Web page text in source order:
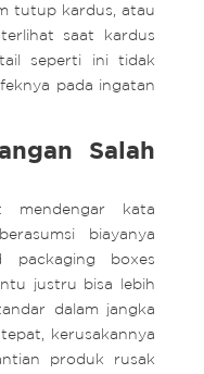
tutup kardus, atau
saat kardus
seperti ini tidak
pada ingatan
Salah
mendengar kata
biayanya
packaging boxes
justru bisa lebih
dalam jangka
kerusakannya
produk rusak